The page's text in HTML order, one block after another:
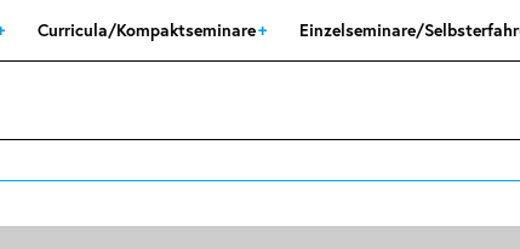
Curricula/Kompaktseminare Einzelseminare/